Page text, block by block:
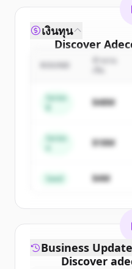
Discover
Sign up for free to
New accounts
get
Create
เงินทุน
Series
$48M
Series
$18M
Seed $4M
Discover
Business